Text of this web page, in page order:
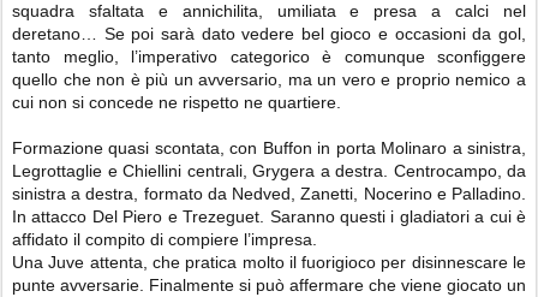
squadra sfaltata e annichilita, umiliata e presa a calci nel
deretano… Se poi sarà dato vedere bel gioco e occasioni da gol,
tanto meglio, l’imperativo categorico è comunque sconfiggere
quello che non è più un avversario, ma un vero e proprio nemico a
cui non si concede ne rispetto ne quartiere.
Formazione quasi scontata, con Buffon in porta Molinaro a sinistra,
Legrottaglie e Chiellini centrali, Grygera a destra. Centrocampo, da
sinistra a destra, formato da Nedved, Zanetti, Nocerino e Palladino.
In attacco Del Piero e Trezeguet. Saranno questi i gladiatori a cui è
affidato il compito di compiere l’impresa.
Una Juve attenta, che pratica molto il fuorigioco per disinnescare le
punte avversarie. Finalmente si può affermare che viene giocato un